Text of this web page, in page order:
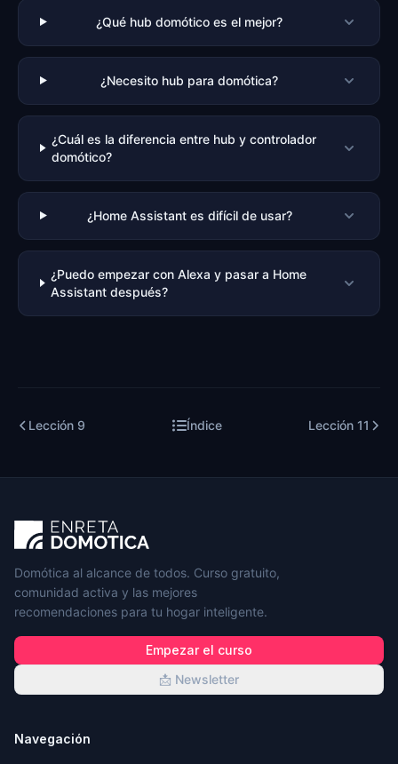
¿Qué hub domótico es el mejor?
¿Necesito hub para domótica?
¿Cuál es la diferencia entre hub y controlador
domótico?
¿Home Assistant es difícil de usar?
¿Puedo empezar con Alexa y pasar a Home
Assistant después?
Lección 9 Índice Lección 11
Domótica al alcance de todos. Curso gratuito,
comunidad activa y las mejores
recomendaciones para tu hogar inteligente.
Empezar el curso
📩 Newsletter
Navegación